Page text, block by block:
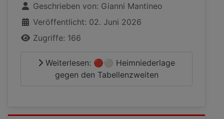
Geschrieben von: Gianni Mantineo
Veröffentlicht: 02. Juni 2026
Zugriffe: 166
Weiterlesen: 🔴⚪ Heimniederlage
gegen den Tabellenzweiten